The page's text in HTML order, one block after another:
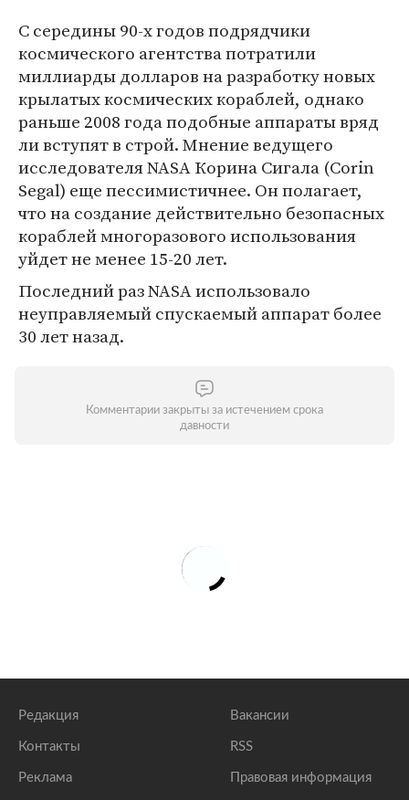
С середины 90-х годов подрядчики
космического агентства потратили
миллиарды долларов на разработку новых
крылатых космических кораблей, однако
раньше 2008 года подобные аппараты вряд
ли вступят в строй. Мнение ведущего
исследователя NASA Корина Сигала (Corin
Segal) еще пессимистичнее. Он полагает,
что на создание действительно безопасных
кораблей многоразового использования
уйдет не менее 15-20 лет.
Последний раз NASA использовало
неуправляемый спускаемый аппарат более
30 лет назад.
Комментарии закрыты за истечением срока
давности
Редакция
Контакты
Реклама
Вакансии
RSS
Правовая информация